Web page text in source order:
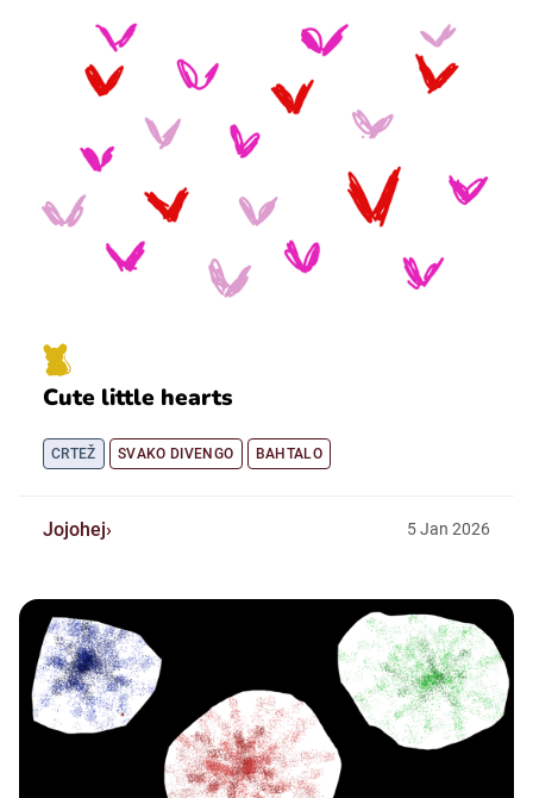
Cute little hearts
CRTEŽ SVAKO DIVENGO BAHTALO
Jojohej 5Jan 2026